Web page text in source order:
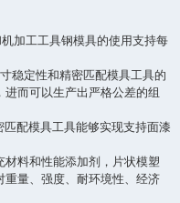
加工工具钢模具的使用支持每
稳定性和精密匹配模具工具的
而可以生产出严格公差的组
配模具工具能够实现支持面漆
料和性能添加剂，片状模塑
量、强度、耐环境性、经济